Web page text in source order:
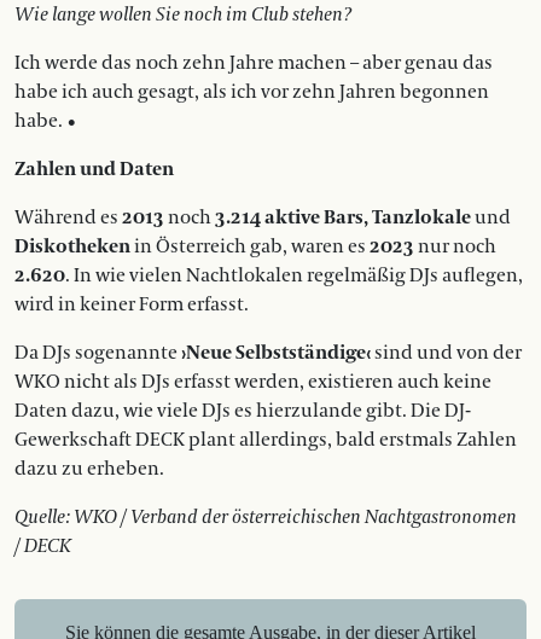
Wie lange wollen Sie noch im Club stehen?
Ich werde das noch zehn Jahre machen – aber genau das
habe ich auch gesagt, als ich vor zehn Jahren begonnen
habe. •
Zahlen und Daten
Während es 2013 noch3.214 aktive Bars, Tanzlokaleund
Diskothekenin Österreich gab, waren es 2023 nur noch
2.620. In wie vielen Nachtlokalen regelmäßig DJs auflegen,
wird in keiner Form erfasst.
Da DJs sogenannte›Neue Selbstständige‹sind und von der
WKO nicht als DJs erfasst werden, existieren auch keine
Daten dazu, wie viele DJs es hierzulande gibt. Die DJ-
Gewerkschaft DECK plant allerdings, bald erstmals Zahlen
dazu zu erheben.
Quelle: WKO / Verband der österreichischen Nachtgastronomen
/ DECK
Sie können die gesamte Ausgabe, in der dieser Artikel